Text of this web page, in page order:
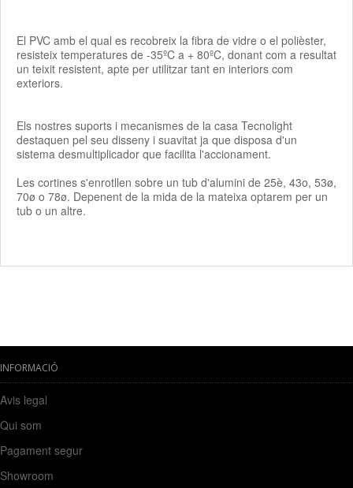
El PVC amb el qual es recobreix la fibra de vidre o el polièster,
resisteix temperatures de -35ºC a + 80ºC, donant com a resultat
un teixit resistent, apte per utilitzar tant en interiors com
exteriors.
Els nostres suports i mecanismes de la casa Tecnolight
destaquen pel seu disseny i suavitat ja que disposa d'un
sistema desmultiplicador que facilita l'accionament.
Les cortines s'enrotllen sobre un tub d'alumini de 25è, 43o, 53ø,
70ø o 78ø. Depenent de la mida de la mateixa optarem per un
tub o un altre.
INFORMACIÓ
Avis legal
Qui som
Pagament segur
Showroom